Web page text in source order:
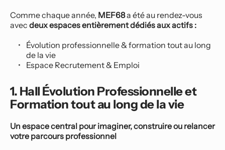
Comme chaque année, MEF68 a été au rendez-vous
avec deux espaces entièrement dédiés aux actifs :
Évolution professionnelle & formation tout au long
de la vie
Espace Recrutement & Emploi
1. Hall Évolution Professionnelle et
Formation tout au long de la vie
Un espace central pour imaginer, construire ou relancer
votre parcours professionnel